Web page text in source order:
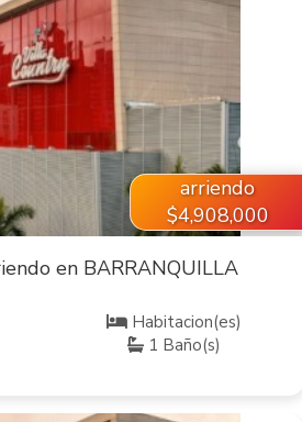
VER INMUEBLE
arriendo
$4,908,000
en BARRANQUILLA
Habitacion(es)
1 Baño(s)